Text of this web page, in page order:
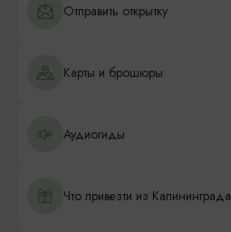
Отправить открытку
Карты и брошюры
Аудиогиды
Что привезти из Калининграда